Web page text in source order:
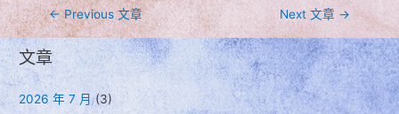
文
章
導
覽
←Previous 文章 Next 文章 →
文章
2026 年 7 月(3)